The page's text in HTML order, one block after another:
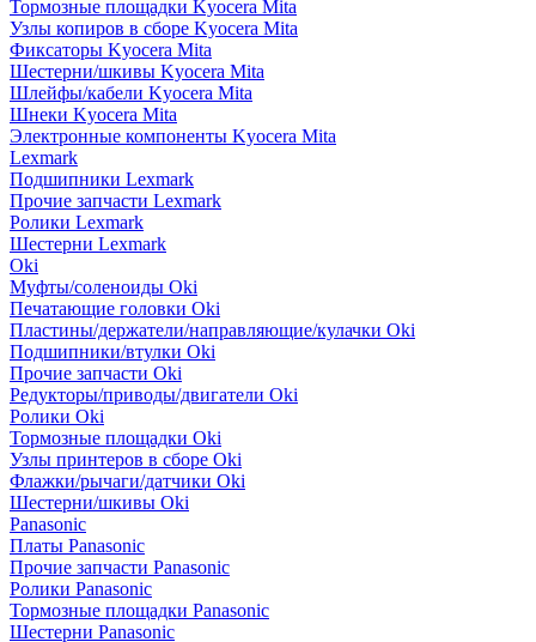
Тормозные площадки Kyocera Mita
Узлы копиров в сборе Kyocera Mita
Фиксаторы Kyocera Mita
Шестерни/шкивы Kyocera Mita
Шлейфы/кабели Kyocera Mita
Шнеки Kyocera Mita
Электронные компоненты Kyocera Mita
Lexmark
Подшипники Lexmark
Прочие запчасти Lexmark
Ролики Lexmark
Шестерни Lexmark
Oki
Муфты/соленоиды Oki
Печатающие головки Oki
Пластины/держатели/направляющие/кулачки Oki
Подшипники/втулки Oki
Прочие запчасти Oki
Редукторы/приводы/двигатели Oki
Ролики Oki
Тормозные площадки Oki
Узлы принтеров в сборе Oki
Флажки/рычаги/датчики Oki
Шестерни/шкивы Oki
Panasonic
Платы Panasonic
Прочие запчасти Panasonic
Ролики Panasonic
Тормозные площадки Panasonic
Шестерни Panasonic